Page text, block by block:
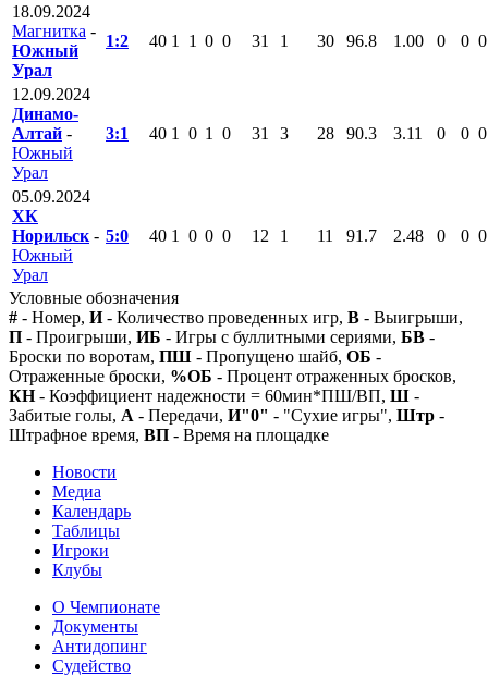
18.09.2024
Магнитка -
Южный
Урал
1:2 40 1 1 0 0 31 1 30 96.8 1.00 0 0 0
12.09.2024
Динамо-
Алтай -
Южный
Урал
3:1 40 1 0 1 0 31 3 28 90.3 3.11 0 0 0
05.09.2024
ХК
Норильск -
Южный
Урал
5:0 40 1 0 0 0 12 1 11 91.7 2.48 0 0 0
Условные обозначения
# - Номер, И- Количество проведенных игр, В - Выигрыши,
П - Проигрыши, ИБ - Игры с буллитными сериями, БВ -
Броски по воротам, ПШ - Пропущено шайб, ОБ -
Отраженные броски, %ОБ - Процент отраженных бросков,
КН- Коэффициент надежности = 60мин*ПШ/ВП, Ш -
Забитые голы, А - Передачи, И"0" - "Сухие игры", Штр -
Штрафное время, ВП - Время на площадке
Новости
Медиа
Календарь
Таблицы
Игроки
Клубы
О Чемпионате
Документы
Антидопинг
Судейство